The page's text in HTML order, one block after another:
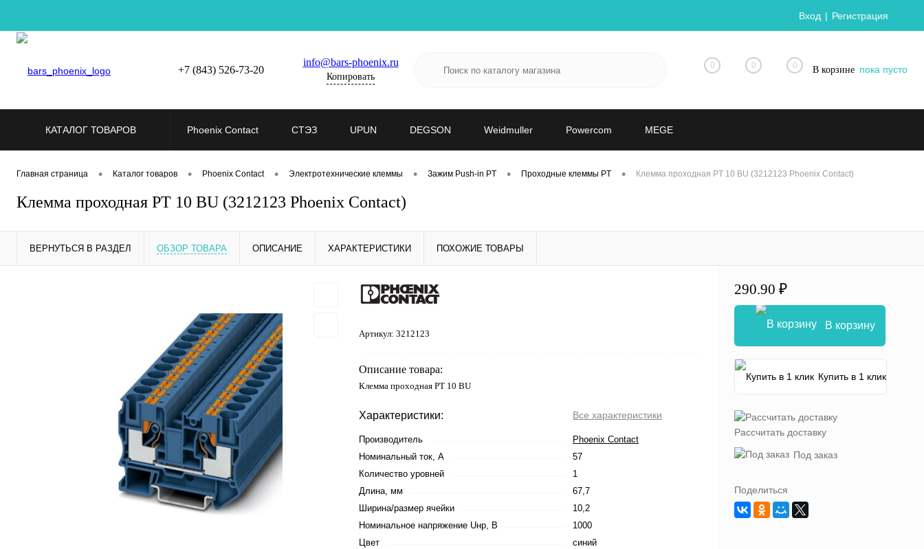
Вход Регистрация
+7 (843) 526-73-20
info@bars-phoenix.ru
Копировать
0 0 0 В корзине пока пусто
КАТАЛОГ ТОВАРОВ Phoenix Contact СТЭЗ UPUN DEGSON Weidmuller Powercom MEGE
Главная страница • Каталог товаров • Phoenix Contact • Электротехнические клеммы • Зажим Push-in PT • Проходные клеммы PT • Клемма проходная PT 10 BU (3212123 Phoenix Contact)
Клемма проходная PT 10 BU (3212123 Phoenix Contact)
ВЕРНУТЬСЯ В РАЗДЕЛ ОБЗОР ТОВАРА ОПИСАНИЕ ХАРАКТЕРИСТИКИ ПОХОЖИЕ ТОВАРЫ
Артикул: 3212123
Описание товара:
Клемма проходная PT 10 BU
Характеристики: Все характеристики
Производитель
Phoenix Contact
Номинальный ток, А
57
Количество уровней
1
Длина, мм
67,7
Ширина/размер ячейки
10,2
Номинальное напряжение Uнр, В
1000
Цвет
синий
290.90 ₽
В корзину
Купить в 1 клик
Рассчитать доставку
Под заказ
Поделиться